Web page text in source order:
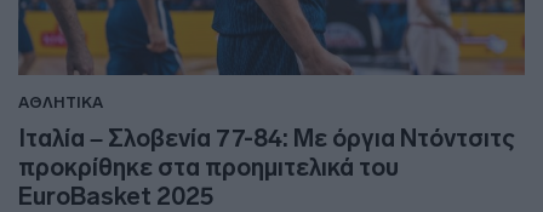
ΑΘΛΗΤΙΚΑ
Ιταλία – Σλοβενία 77-84: Με όργια Ντόντσιτς
προκρίθηκε στα προημιτελικά του
EuroBasket 2025